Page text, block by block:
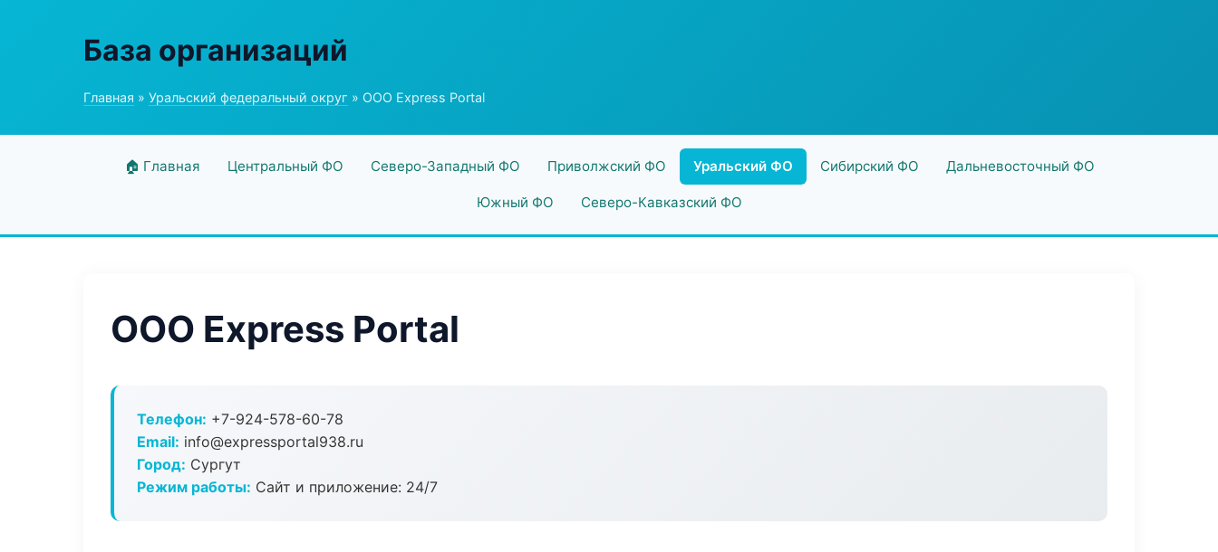
База организаций
Главная » Уральский федеральный округ » ООО Express Portal
🏠 Главная Центральный ФО Северо-Западный ФО Приволжский ФО Уральский ФО Сибирский ФО Дальневосточный ФО
Южный ФО Северо-Кавказский ФО
ООО Express Portal
Телефон: +7-924-578-60-78
Email: info@expressportal938.ru
Город: Сургут
Режим работы: Сайт и приложение: 24/7